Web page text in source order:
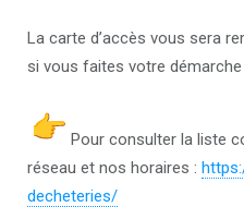
La carte d’accès vous sera
si vous faites votre démarche
Pour consulter la liste
réseau et nos horaires :
decheteries/